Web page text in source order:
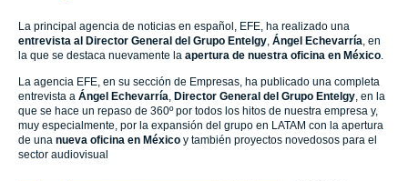
La principal agencia de noticias en español, EFE, ha realizado una
entrevista al Director General del Grupo Entelgy Ángel Echevarría , en
la que se destaca nuevamente la apertura de nuestra oficina en México
La agencia EFE, en su sección de Empresas, ha publicado una completa
entrevista a Ángel Echevarría, Director General del Grupo Entelgy, en la
que se hace un repaso de 360º por todos los hitos de nuestra empresa y,
muy especialmente, por la expansión del grupo en LATAM con la apertura
de una nueva oficina en México y también proyectos novedosos para el
sector audiovisual